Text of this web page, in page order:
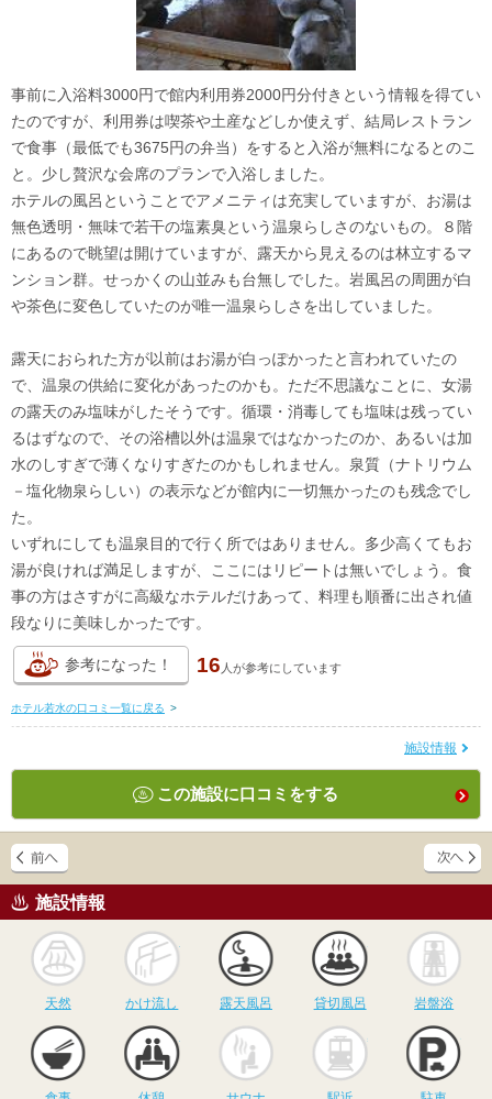
事前に入浴料3000円で館内利用券2000円分付きという情報を得てい
たのですが、利用券は喫茶や土産などしか使えず、結局レストラン
で食事（最低でも3675円の弁当）をすると入浴が無料になるとのこ
と。少し贅沢な会席のプランで入浴しました。
ホテルの風呂ということでアメニティは充実していますが、お湯は
無色透明・無味で若干の塩素臭という温泉らしさのないもの。８階
にあるので眺望は開けていますが、露天から見えるのは林立するマ
ンション群。せっかくの山並みも台無しでした。岩風呂の周囲が白
や茶色に変色していたのが唯一温泉らしさを出していました。
露天におられた方が以前はお湯が白っぽかったと言われていたの
で、温泉の供給に変化があったのかも。ただ不思議なことに、女湯
の露天のみ塩味がしたそうです。循環・消毒しても塩味は残ってい
るはずなので、その浴槽以外は温泉ではなかったのか、あるいは加
水のしすぎで薄くなりすぎたのかもしれません。泉質（ナトリウム
－塩化物泉らしい）の表示などが館内に一切無かったのも残念でし
た。
いずれにしても温泉目的で行く所ではありません。多少高くてもお
湯が良ければ満足しますが、ここにはリピートは無いでしょう。食
事の方はさすがに高級なホテルだけあって、料理も順番に出され値
段なりに美味しかったです。
参考になった！ 16 人が参考にしています
ホテル若水の口コミ一覧に戻る >
施設情報
この施設に口コミをする
施設情報
天然
かけ流し
かけ流し
露天風呂
露天風呂
貸切風呂
貸切風呂 岩盤浴
サウナ